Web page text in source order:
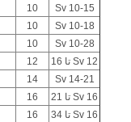
Sv 10-15
10
Sv 10-18
10
Sv 10-28
10
Sv 12 تا 16
12
Sv 14-21
14
Sv 16 تا 21
16
Sv 16 تا 34
16